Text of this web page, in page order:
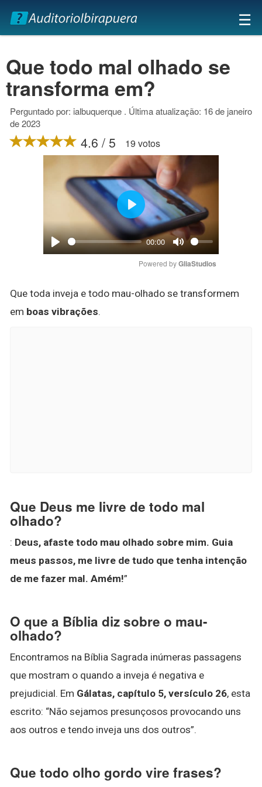
×
☰
Que todo mal olhado se
transforma em?
Perguntado por: ialbuquerque . Última atualização: 16 de janeiro
de 2023
4.6 / 5 19 votos
Play
00:00
Mute
Play
Powered by GliaStudios
Que toda inveja e todo mau-olhado se transformem
em boas vibrações.
Que Deus me livre de todo mal
olhado?
: Deus, afaste todo mau olhado sobre mim. Guia
meus passos, me livre de tudo que tenha intenção
de me fazer mal. Amém!”
O que a Bíblia diz sobre o mau-
olhado?
Encontramos na Bíblia Sagrada inúmeras passagens
que mostram o quando a inveja é negativa e
prejudicial. Em Gálatas, capítulo 5, versículo 26, esta
escrito: “Não sejamos presunçosos provocando uns
aos outros e tendo inveja uns dos outros”.
Que todo olho gordo vire frases?